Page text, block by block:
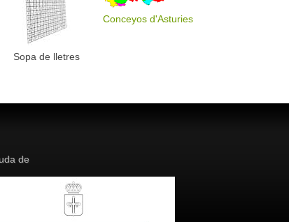
Sopa de lletres
Conceyos d'Asturies
de